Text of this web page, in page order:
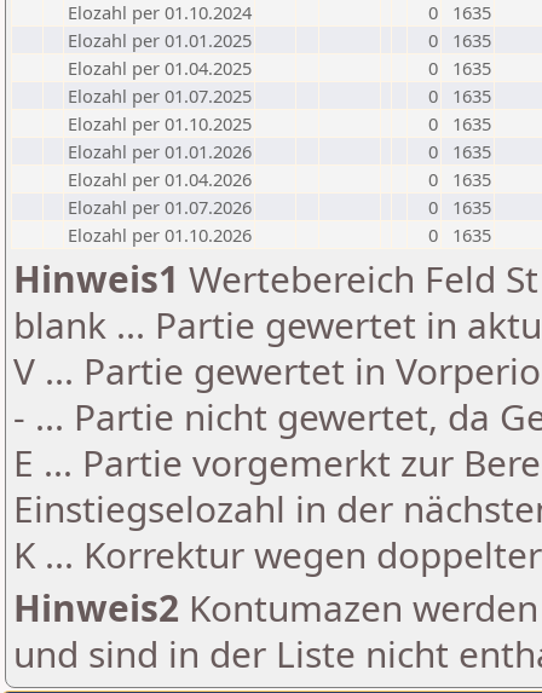
Elozahl per 01.10.2024
0
1635
Elozahl per 01.01.2025
0
1635
Elozahl per 01.04.2025
0
1635
Elozahl per 01.07.2025
0
1635
Elozahl per 01.10.2025
0
1635
Elozahl per 01.01.2026
0
1635
Elozahl per 01.04.2026
0
1635
Elozahl per 01.07.2026
0
1635
Elozahl per 01.10.2026
0 1635
Hinweis1 Wertebereich Feld
blank ... Partie gewertet in
V ... Partie gewertet in
- ... Partie nicht gewertet, da
E ... Partie vorgemerkt zur
Einstiegselozahl in der
K ... Korrektur wegen
Hinweis2 Kontumazen
und sind in der Liste nicht